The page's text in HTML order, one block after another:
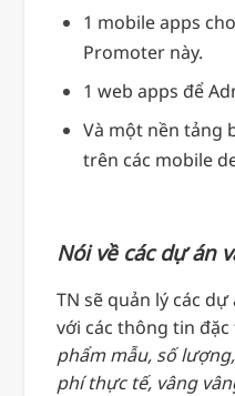
1 mobile apps
Promoter này.
1 web apps để
Và một nền tảng
trên các mobile
Nói về các dự án
TN sẽ quản lý các
với các thông tin
phẩm mẫu, số
phí thực tế, vâng